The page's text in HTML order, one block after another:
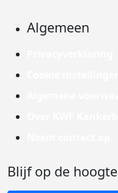
Algemeen
Blijf op de hoogte